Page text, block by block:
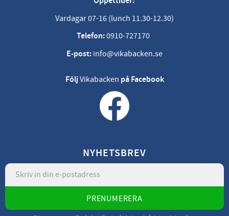
Vardagar 07-16 (lunch 11.30-12.30)
Telefon:0910-727170
E-post: info@vikabacken.se
FöljVikabacken på Facebook
NYHETSBREV
PRENUMERERA